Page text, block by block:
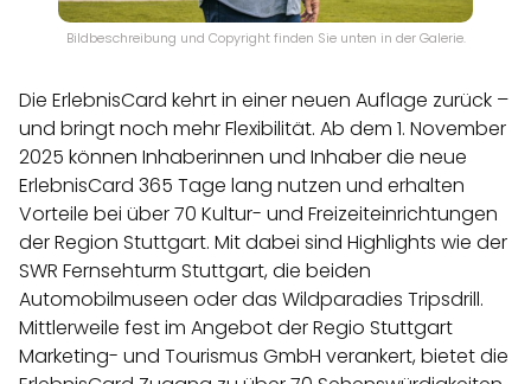
Bildbeschreibung und Copyright finden Sie unten in der Galerie.
Die ErlebnisCard kehrt in einer neuen Auflage zurück –
und bringt noch mehr Flexibilität. Ab dem 1. November
2025 können Inhaberinnen und Inhaber die neue
ErlebnisCard 365 Tage lang nutzen und erhalten
Vorteile bei über 70 Kultur- und Freizeiteinrichtungen
der Region Stuttgart. Mit dabei sind Highlights wie der
SWR Fernsehturm Stuttgart, die beiden
Automobilmuseen oder das Wildparadies Tripsdrill.
Mittlerweile fest im Angebot der Regio Stuttgart
Marketing- und Tourismus GmbH verankert, bietet die